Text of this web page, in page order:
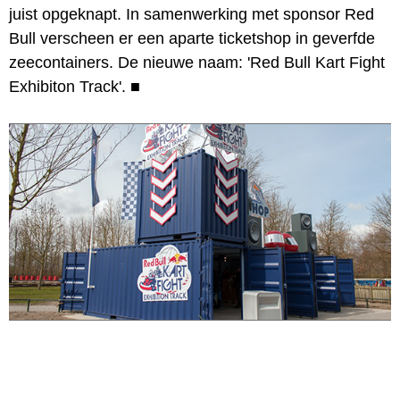
juist opgeknapt. In samenwerking met sponsor Red
Bull verscheen er een aparte ticketshop in geverfde
zeecontainers. De nieuwe naam: 'Red Bull Kart Fight
Exhibiton Track'. ■